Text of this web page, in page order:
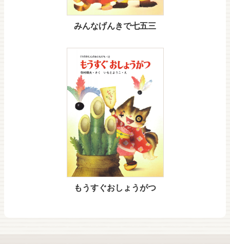
みんなげんきで七五三
もうすぐおしょうがつ